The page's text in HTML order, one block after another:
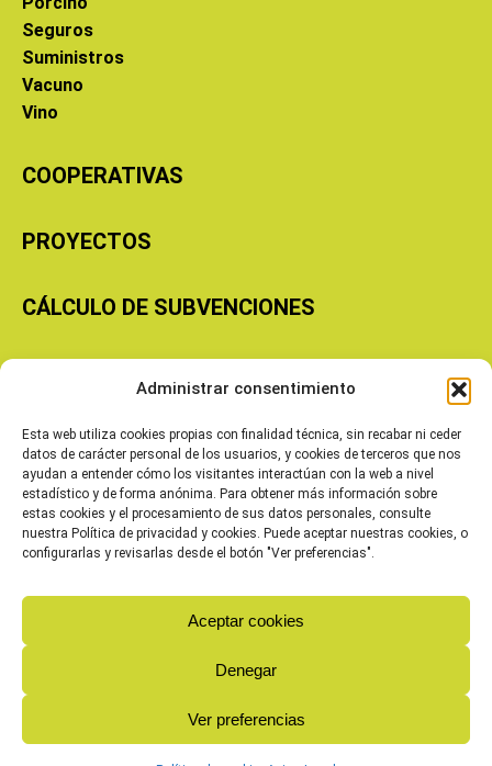
Administrar consentimiento
Esta web utiliza cookies propias con finalidad técnica, sin recabar ni ceder
datos de carácter personal de los usuarios, y cookies de terceros que nos
ayudan a entender cómo los visitantes interactúan con la web a nivel
estadístico y de forma anónima. Para obtener más información sobre
estas cookies y el procesamiento de sus datos personales, consulte
nuestra Política de privacidad y cookies. Puede aceptar nuestras cookies, o
configurarlas y revisarlas desde el botón "Ver preferencias".
Aceptar cookies
Denegar
Ver preferencias
Seguros
Suministros
Vacuno
Vino
COOPERATIVAS
PROYECTOS
CÁLCULO DE SUBVENCIONES